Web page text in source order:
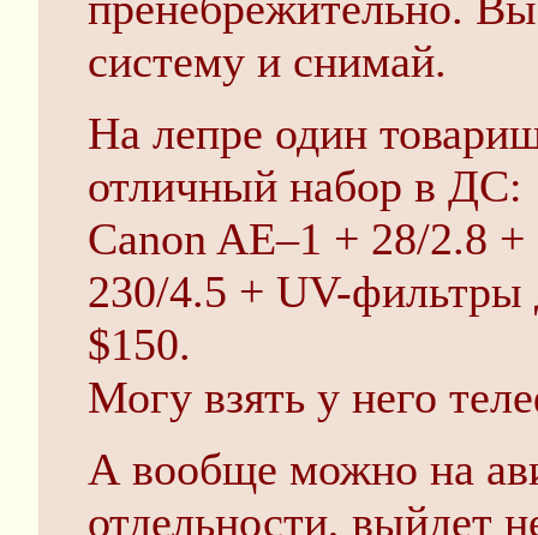
систему и снимай.
На лепре один
отличный набор в ДС:
Canon AE–1 + 28/2.8
230/4.5 + UV-фильтры
$150.
Могу взять у него
А вообще можно на
отдельности, выйдет